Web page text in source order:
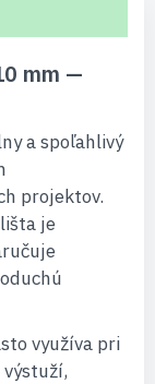
mm —
a spoľahlivý
projektov.
je
využíva pri